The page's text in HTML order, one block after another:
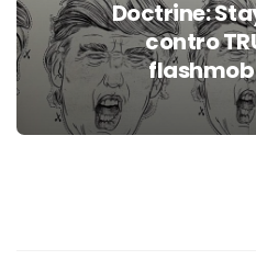
Doctrine:
contro
flashmob